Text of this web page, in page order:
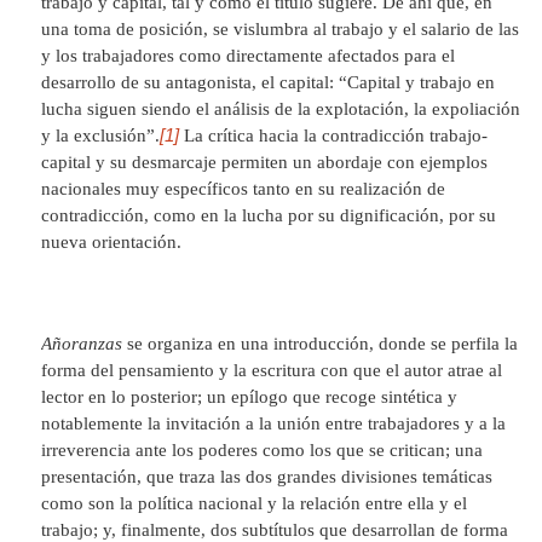
una toma de posición, se vislumbra al trabajo y el salario de las
y los trabajadores como directamente afectados para el
desarrollo de su antagonista, el capital: “Capital y trabajo en
lucha siguen siendo el análisis de la explotación, la expoliación
y la exclusión”.[1]La crítica hacia la contradicción trabajo-
capital y su desmarcaje permiten un abordaje con ejemplos
nacionales muy específicos tanto en su realización de
contradicción, como en la lucha por su dignificación, por su
nueva orientación.
Añoranzas se organiza en una introducción, donde se perfila la
forma del pensamiento y la escritura con que el autor atrae al
lector en lo posterior; un epílogo que recoge sintética y
notablemente la invitación a la unión entre trabajadores y a la
irreverencia ante los poderes como los que se critican; una
presentación, que traza las dos grandes divisiones temáticas
como son la política nacional y la relación entre ella y el
trabajo; y, finalmente, dos subtítulos que desarrollan de forma